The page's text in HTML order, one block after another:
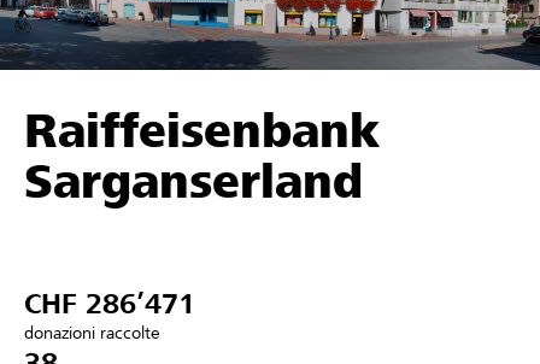
Sostenere
Aiuto & supporto
Trova progetti e organizzazioni
Raiffeisenbank
Sarganserland
CHF 286’471
donazioni raccolte